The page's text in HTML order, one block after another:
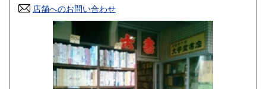
香川県 950円
950円 福岡県
950円 長崎県
大分県
店舗へのお問い合わせ